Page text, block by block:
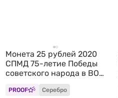
Монета 25 рублей 2020
СПМД 75-летие Победы
советского народа в ВОВ
(выпуск 2019)
PROOF Серебро